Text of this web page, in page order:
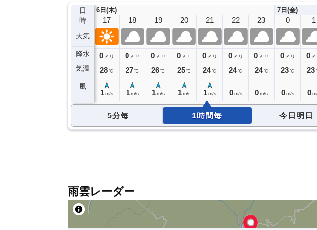
日
時
天気
降水
気温
風
6日(木)
16
0ミリ
29℃
17
0 ミリ
28℃
1 m/s
18
0 ミリ
27℃
1 m/s
19
0 ミリ
26℃
1 m/s
20
0 ミリ
25℃
1 m/s
21
0 ミリ
24℃
1 m/s
22
0 ミリ
24℃
0 m/s
23
0 ミリ
24 ℃
0m/s
7日(金)
0
0 ミリ
23℃
0 m/s
1
0 ミ
23
0
5分毎 1時間毎 今日明日
雨雲レーダー